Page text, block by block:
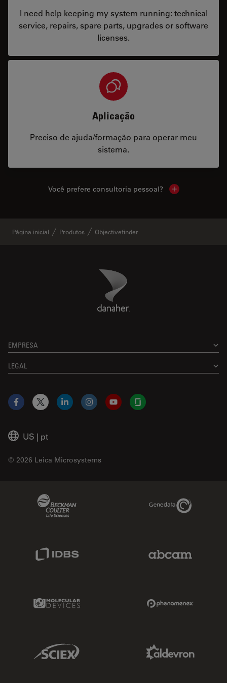
I need help keeping my system running: technical
service, repairs, spare parts, upgrades or software
licenses.
Aplicação
Preciso de ajuda/formação para operar meu
sistema.
Você prefere consultoria pessoal? Show local
Página inicial Produtos Objectivefinder
Danaher Logo
EMPRESA
LEGAL
US | pt
© 2026 Leica Microsystems
Facebook
X LinkedInInstagramYouTubeGlassdoor
Genedata Link
Molecular Devices Link
Sciex Link